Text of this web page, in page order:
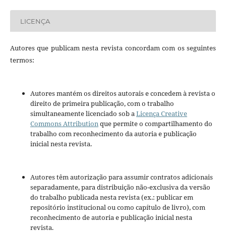
LICENÇA
Autores que publicam nesta revista concordam com os seguintes
termos:
Autores mantém os direitos autorais e concedem à revista o
direito de primeira publicação, com o trabalho
simultaneamente licenciado sob aLicença Creative
Commons Attributionque permite o compartilhamento do
trabalho com reconhecimento da autoria e publicação
inicial nesta revista.
Autores têm autorização para assumir contratos adicionais
separadamente, para distribuição não-exclusiva da versão
do trabalho publicada nesta revista (ex.: publicar em
repositório institucional ou como capítulo de livro), com
reconhecimento de autoria e publicação inicial nesta
revista.